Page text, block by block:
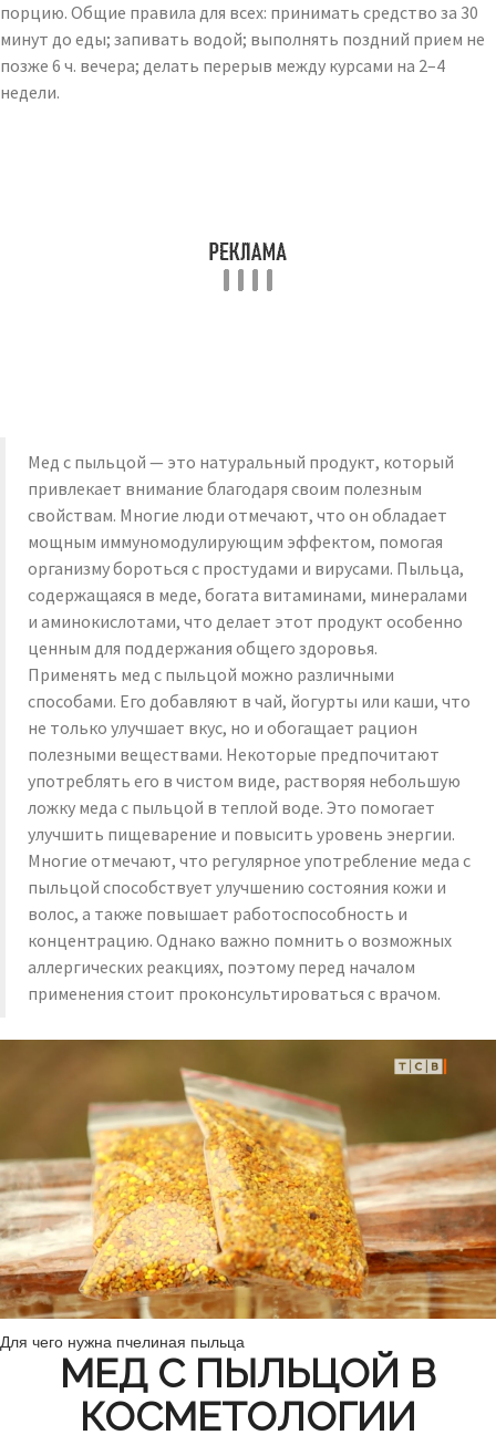
порцию. Общие правила для всех: принимать средство за 30
минут до еды; запивать водой; выполнять поздний прием не
позже 6 ч. вечера; делать перерыв между курсами на 2–4
недели.
Мед с пыльцой — это натуральный продукт, который
привлекает внимание благодаря своим полезным
свойствам. Многие люди отмечают, что он обладает
мощным иммуномодулирующим эффектом, помогая
организму бороться с простудами и вирусами. Пыльца,
содержащаяся в меде, богата витаминами, минералами
и аминокислотами, что делает этот продукт особенно
ценным для поддержания общего здоровья.
Применять мед с пыльцой можно различными
способами. Его добавляют в чай, йогурты или каши, что
не только улучшает вкус, но и обогащает рацион
полезными веществами. Некоторые предпочитают
употреблять его в чистом виде, растворяя небольшую
ложку меда с пыльцой в теплой воде. Это помогает
улучшить пищеварение и повысить уровень энергии.
Многие отмечают, что регулярное употребление меда с
пыльцой способствует улучшению состояния кожи и
волос, а также повышает работоспособность и
концентрацию. Однако важно помнить о возможных
аллергических реакциях, поэтому перед началом
применения стоит проконсультироваться с врачом.
Для чего нужна пчелиная пыльца
МЕД С ПЫЛЬЦОЙ В
КОСМЕТОЛОГИИ